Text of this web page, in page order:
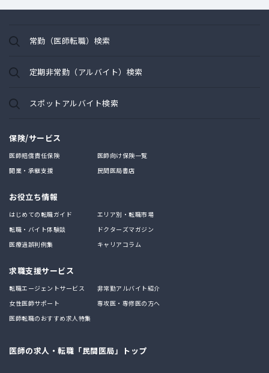
常勤（医師転職）検索
定期非常勤（アルバイト）検索
スポットアルバイト検索
保険/サービス
医師賠償責任保険
医師向け保険一覧
開業・承継支援
民間医局書店
お役立ち情報
はじめての転職ガイド
エリア別・転職市場
転職・バイト体験談
ドクターズマガジン
医療過誤判例集
キャリアコラム
求職支援サービス
転職エージェントサービス
非常勤アルバイト紹介
女性医師サポート
専攻医・専修医の方へ
医師転職のおすすめ求人特集
医師の求人・転職「民間医局」トップ